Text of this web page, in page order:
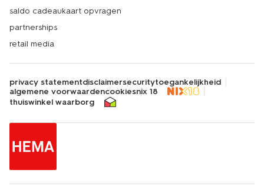
saldo cadeaukaart opvragen
partnerships
retail media
privacy statementdisclaimersecuritytoegankelijkheid
algemene voorwaardencookiesnix 18
thuiswinkel waarborg